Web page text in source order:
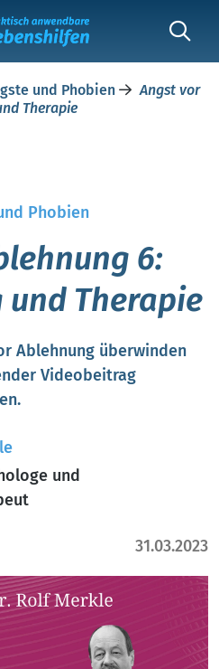
und Phobien
Angst vor
Therapie
Phobien
6:
Therapie
Ablehnung überwinden
Videobeitrag
und
31.03.2023